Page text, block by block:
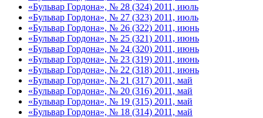
«Бульвар Гордона», № 28 (324) 2011, июль
«Бульвар Гордона», № 27 (323) 2011, июль
«Бульвар Гордона», № 26 (322) 2011, июнь
«Бульвар Гордона», № 25 (321) 2011, июнь
«Бульвар Гордона», № 24 (320) 2011, июнь
«Бульвар Гордона», № 23 (319) 2011, июнь
«Бульвар Гордона», № 22 (318) 2011, июнь
«Бульвар Гордона», № 21 (317) 2011, май
«Бульвар Гордона», № 20 (316) 2011, май
«Бульвар Гордона», № 19 (315) 2011, май
«Бульвар Гордона», № 18 (314) 2011, май